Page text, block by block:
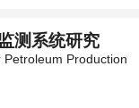
测系统研究
Production